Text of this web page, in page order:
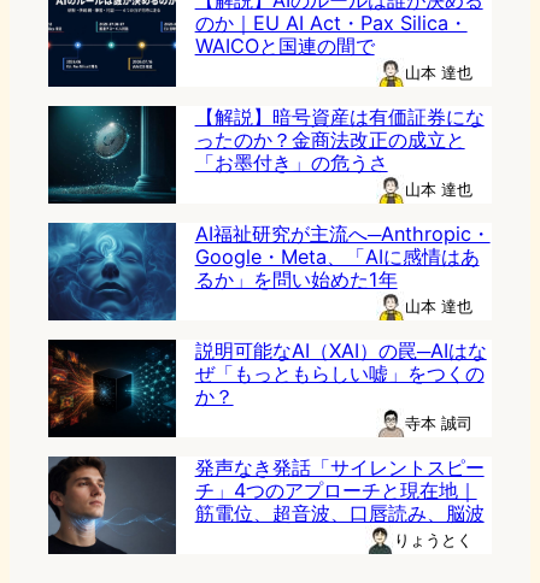
のか｜EU AI Act・Pax Silica・
WAICOと国連の間で
山本 達也
【解説】暗号資産は有価証券にな
ったのか？金商法改正の成立と
「お墨付き」の危うさ
山本 達也
AI福祉研究が主流へ─Anthropic・
Google・Meta、「AIに感情はあ
るか」を問い始めた1年
山本 達也
説明可能なAI（XAI）の罠─AIはな
ぜ「もっともらしい嘘」をつくの
か？
寺本 誠司
発声なき発話「サイレントスピー
チ」4つのアプローチと現在地｜
筋電位、超音波、口唇読み、脳波
りょうとく